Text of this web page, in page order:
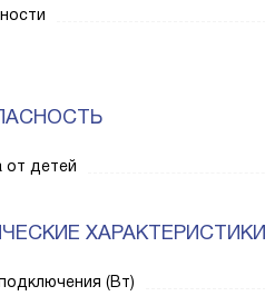
от детей
ХАРАКТЕРИСТИКИ
(Вт)